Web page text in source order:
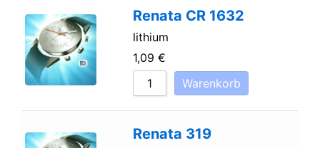
Renata CR 1632
lithium
1,09 €
Warenkorb
Renata 319